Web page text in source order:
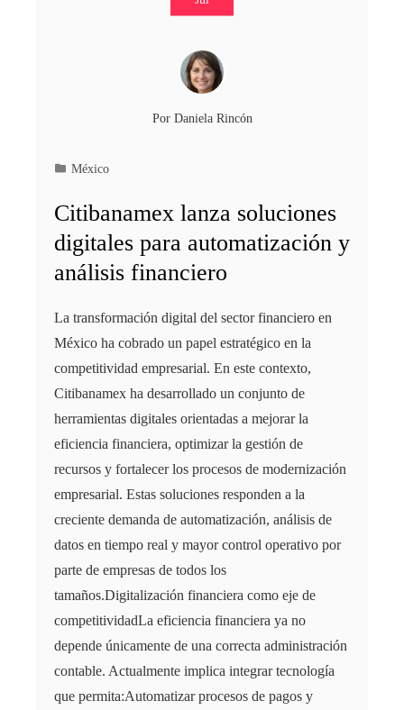
Por Daniela Rincón
México
Citibanamex lanza soluciones
digitales para automatización y
análisis financiero
La transformación digital del sector financiero en
México ha cobrado un papel estratégico en la
competitividad empresarial. En este contexto,
Citibanamex ha desarrollado un conjunto de
herramientas digitales orientadas a mejorar la
eficiencia financiera, optimizar la gestión de
recursos y fortalecer los procesos de modernización
empresarial. Estas soluciones responden a la
creciente demanda de automatización, análisis de
datos en tiempo real y mayor control operativo por
parte de empresas de todos los
tamaños.Digitalización financiera como eje de
competitividadLa eficiencia financiera ya no
depende únicamente de una correcta administración
contable. Actualmente implica integrar tecnología
que permita:Automatizar procesos de pagos y